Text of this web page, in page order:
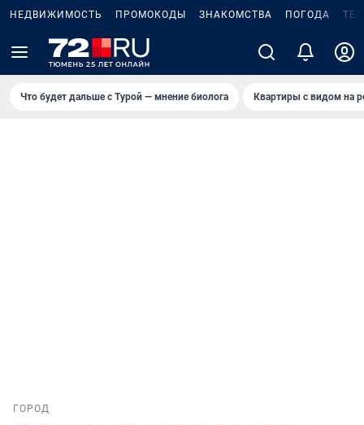
НЕДВИЖИМОСТЬ ПРОМОКОДЫ ЗНАКОМСТВА ПОГОДА
Что будет дальше с Турой — мнение биолога Квартиры с видом на
ГОРОД